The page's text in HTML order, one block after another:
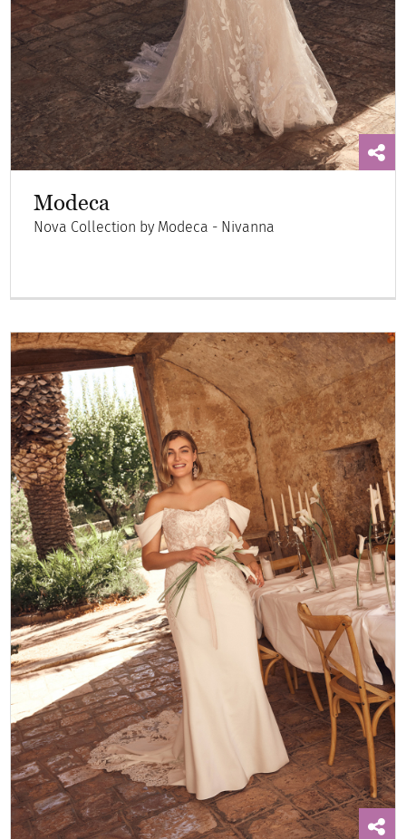
Modeca
Nova Collection by Modeca - Nivanna